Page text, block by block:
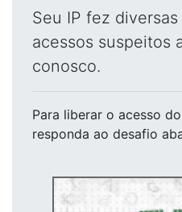
Seu IP fez
acessos suspeitos
conosco.
Para liberar o acesso
responda ao desafio